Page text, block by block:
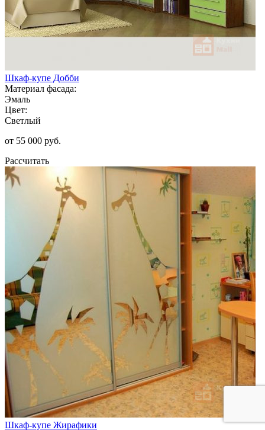
Шкаф-купе Добби
Материал фасада:
Эмаль
Цвет:
Светлый
от 55 000 руб.
Рассчитать
Шкаф-купе Жирафики